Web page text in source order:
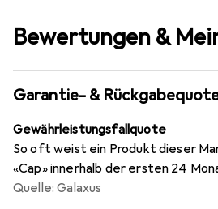
Bewertungen &
Garantie- &
Gewährleistungsfallquote
So oft weist ein Produkt dieser
«Cap» innerhalb der ersten 24
Quelle: Galaxus